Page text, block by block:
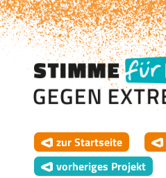
zur Startseite
vorheriges Projekt